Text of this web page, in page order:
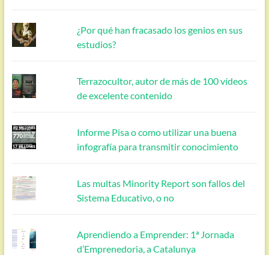
¿Por qué han fracasado los genios en sus
estudios?
Terrazocultor, autor de más de 100 vídeos
de excelente contenido
Informe Pisa o como utilizar una buena
infografía para transmitir conocimiento
Las multas Minority Report son fallos del
Sistema Educativo, o no
Aprendiendo a Emprender: 1ª Jornada
d’Emprenedoria, a Catalunya